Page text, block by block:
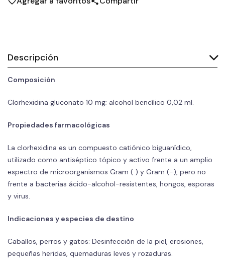
Descripción
Composición
Clorhexidina gluconato 10 mg; alcohol bencílico 0,02 ml.
Propiedades farmacológicas
La clorhexidina es un compuesto catiónico biguanídico,
utilizado como antiséptico tópico y activo frente a un amplio
espectro de microorganismos Gram ( ) y Gram (-), pero no
frente a bacterias ácido-alcohol-resistentes, hongos, esporas
y virus.
Indicaciones y especies de destino
Caballos, perros y gatos: Desinfección de la piel, erosiones,
pequeñas heridas, quemaduras leves y rozaduras.